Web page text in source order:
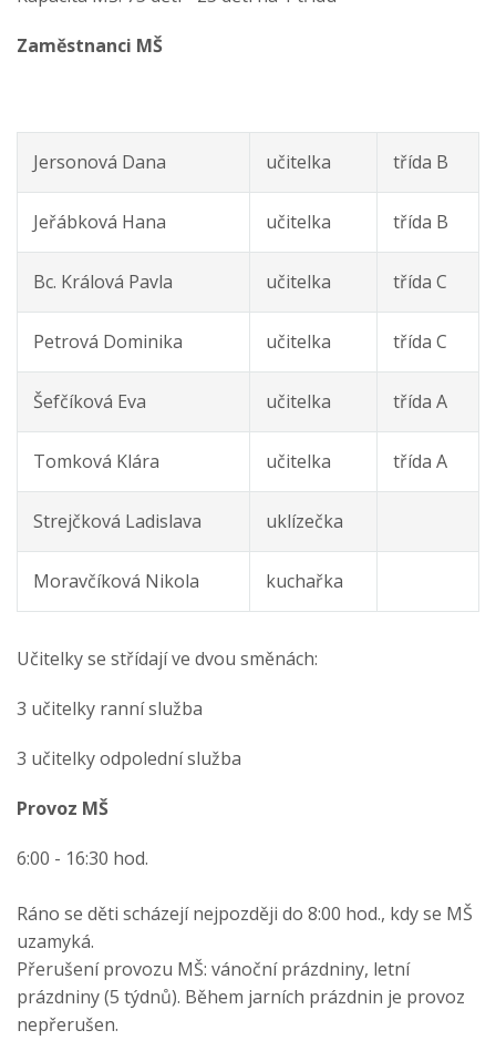
Zaměstnanci MŠ
Jersonová Dana učitelka třída B
Jeřábková Hana učitelka třída B
Bc. Králová Pavla učitelka třída C
Petrová Dominika učitelka třída C
Šefčíková Eva učitelka třída A
Tomková Klára učitelka třída A
Strejčková Ladislava uklízečka
Moravčíková Nikola kuchařka
Učitelky se střídají ve dvou směnách:
3 učitelky ranní služba
3 učitelky odpolední služba
Provoz MŠ
6:00 - 16:30 hod.
Ráno se děti scházejí nejpozději do 8:00 hod., kdy se MŠ
uzamyká.
Přerušení provozu MŠ: vánoční prázdniny, letní
prázdniny (5 týdnů). Během jarních prázdnin je provoz
nepřerušen.